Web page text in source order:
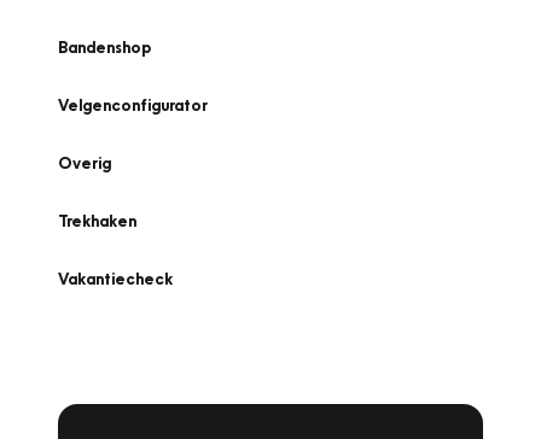
Bandenshop
Velgenconfigurator
Overig
Trekhaken
Vakantiecheck